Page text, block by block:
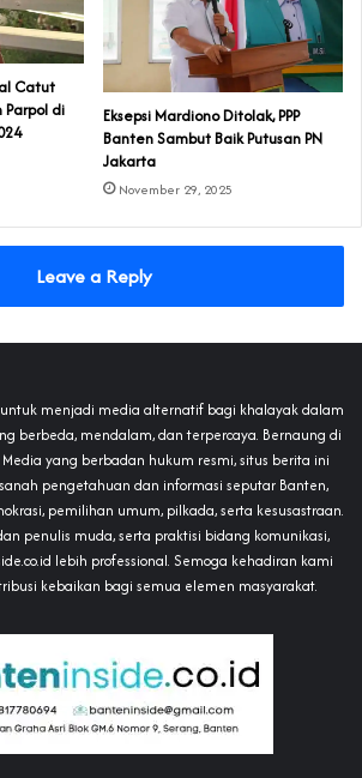
Catut
Parpol di
Eksepsi Mardiono Ditolak, PPP
Banten Sambut Baik Putusan PN
Jakarta
November 29, 2025
Leave a Reply
menjadi media alternatif bagi khalayak dalam
berbeda, mendalam, dan terpercaya. Bernaung di
Media yang berbadan hukum resmi, situs berita ini
pengetahuan dan informasi seputar Banten,
pemilihan umum, pilkada, serta kesusastraan.
penulis muda, serta praktisi bidang komunikasi,
lebih professional. Semoga kehadiran kami
kebaikan bagi semua elemen masyarakat.